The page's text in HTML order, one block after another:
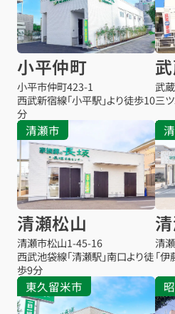
小平仲町
小平市仲町423-1
西武新宿線「小平駅」より徒歩10
分
武
三
清瀬市
清瀬松山
清瀬市松山1-45-16
西武池袋線「清瀬駅」南口より徒
歩9分
清
「
東久留米市